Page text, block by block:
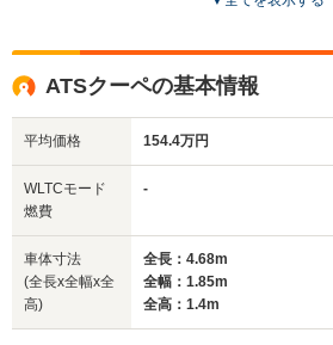
サイズ
(全長x全幅x全高)
全高
1.42m
4ドア
ATSクーペの基本情報
平均価格 154.4万円
WLTCモード
燃費
-
車体寸法
(全長x全幅x全
高)
全長：4.68m
全幅：1.85m
全高：1.4m